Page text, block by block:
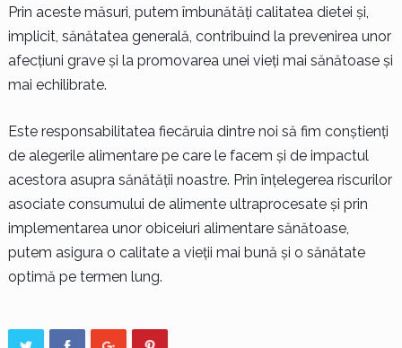
Prin aceste măsuri, putem îmbunătăți calitatea dietei și,
implicit, sănătatea generală, contribuind la prevenirea unor
afecțiuni grave și la promovarea unei vieți mai sănătoase și
mai echilibrate.
Este responsabilitatea fiecăruia dintre noi să fim conștienți
de alegerile alimentare pe care le facem și de impactul
acestora asupra sănătății noastre. Prin înțelegerea riscurilor
asociate consumului de alimente ultraprocesate și prin
implementarea unor obiceiuri alimentare sănătoase,
putem asigura o calitate a vieții mai bună și o sănătate
optimă pe termen lung.